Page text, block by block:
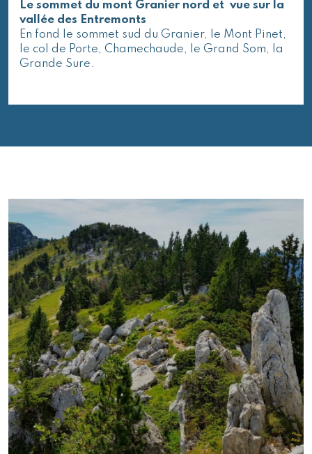
Le sommet du mont Granier nord et vue sur la
vallée des Entremonts
En fond le sommet sud du Granier, le Mont Pinet,
le col de Porte, Chamechaude, le Grand Som, la
Grande Sure.